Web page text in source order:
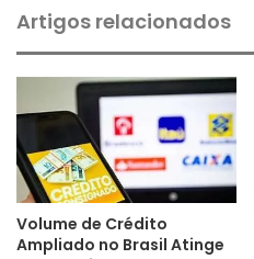
Artigos relacionados
Volume de Crédito
Ampliado no Brasil Atinge